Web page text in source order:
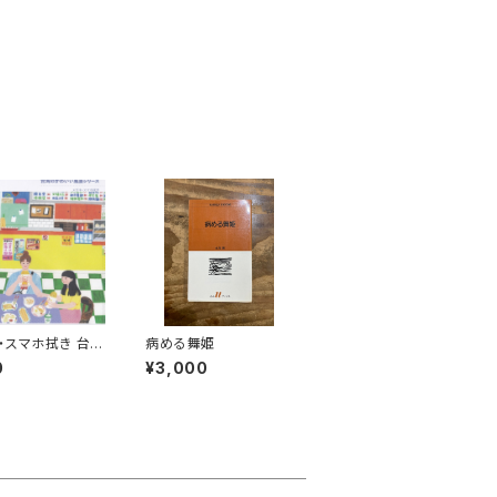
スマホ拭き 台湾
朝ごはん）
病める舞姫
¥3,000